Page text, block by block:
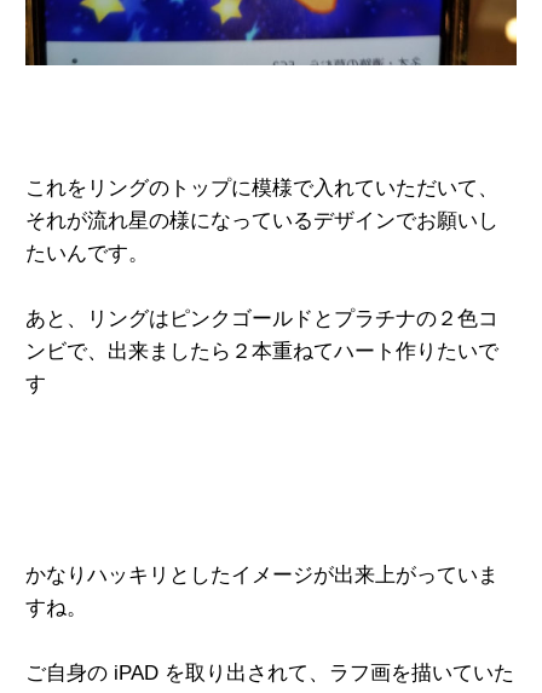
これをリングのトップに模様で入れていただいて、
それが流れ星の様になっているデザインでお願いし
たいんです。
あと、リングはピンクゴールドとプラチナの２色コ
ンビで、出来ましたら２本重ねてハート作りたいで
す
かなりハッキリとしたイメージが出来上がっていま
すね。
ご自身の iPAD を取り出されて、 ラフ画を描いていた